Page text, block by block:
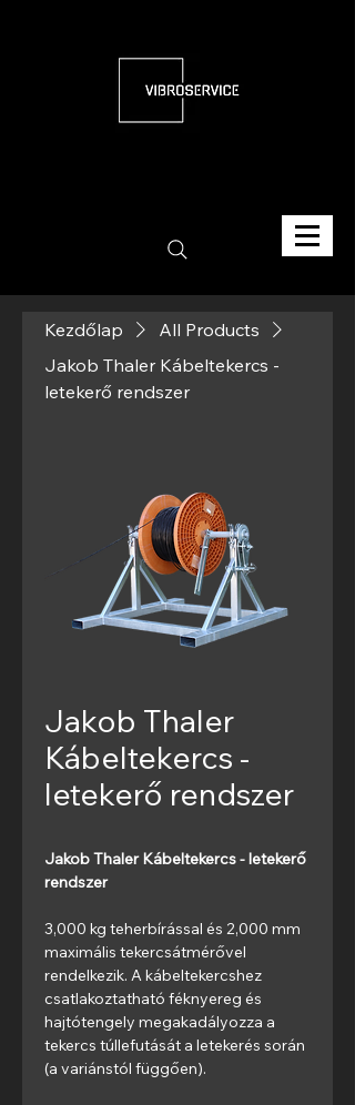
Kezdőlap
All Products
Jakob Thaler Kábeltekercs -
letekerő rendszer
Jakob Thaler
Kábeltekercs -
letekerő rendszer
Jakob Thaler Kábeltekercs - letekerő
rendszer
3,000 kg teherbírással és 2,000 mm
maximális tekercsátmérővel
rendelkezik. A kábeltekercshez
csatlakoztatható féknyereg és
hajtótengely megakadályozza a
tekercs túllefutását a letekerés során
(a variánstól függően).